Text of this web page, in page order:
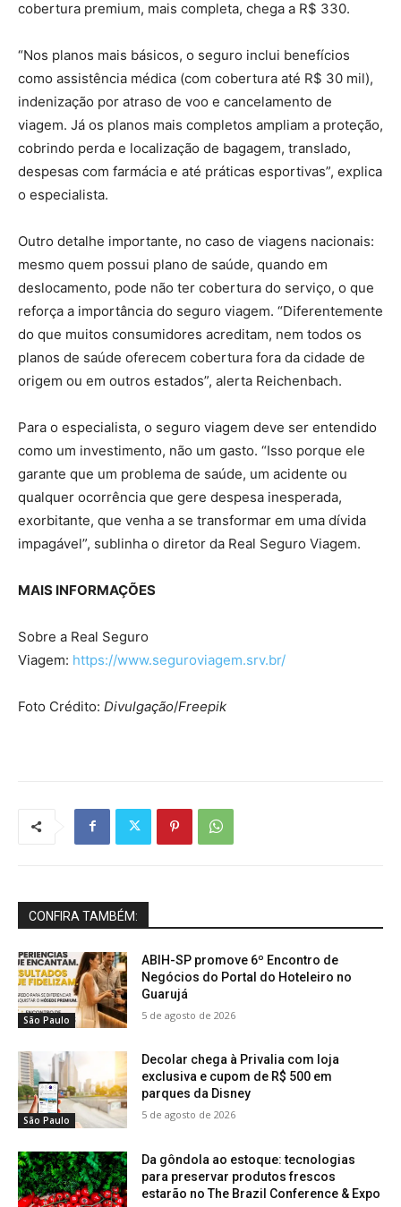
cobertura premium, mais completa, chega a R$ 330.
“Nos planos mais básicos, o seguro inclui benefícios
como assistência médica (com cobertura até R$ 30 mil),
indenização por atraso de voo e cancelamento de
viagem. Já os planos mais completos ampliam a proteção,
cobrindo perda e localização de bagagem, translado,
despesas com farmácia e até práticas esportivas”, explica
o especialista.
Outro detalhe importante, no caso de viagens nacionais:
mesmo quem possui plano de saúde, quando em
deslocamento, pode não ter cobertura do serviço, o que
reforça a importância do seguro viagem. “Diferentemente
do que muitos consumidores acreditam, nem todos os
planos de saúde oferecem cobertura fora da cidade de
origem ou em outros estados”, alerta Reichenbach.
Para o especialista, o seguro viagem deve ser entendido
como um investimento, não um gasto. “Isso porque ele
garante que um problema de saúde, um acidente ou
qualquer ocorrência que gere despesa inesperada,
exorbitante, que venha a se transformar em uma dívida
impagável”, sublinha o diretor da Real Seguro Viagem.
MAIS INFORMAÇÕES
Sobre a Real Seguro
Viagem: https://www.seguroviagem.srv.br/
Foto Crédito: Divulgação/Freepik
CONFIRA TAMBÉM:
São Paulo
ABIH-SP promove 6º Encontro de
Negócios do Portal do Hoteleiro no
Guarujá
5 de agosto de 2026
São Paulo
Decolar chega à Privalia com loja
exclusiva e cupom de R$ 500 em
parques da Disney
5 de agosto de 2026
Da gôndola ao estoque: tecnologias
para preservar produtos frescos
estarão no The Brazil Conference & Expo